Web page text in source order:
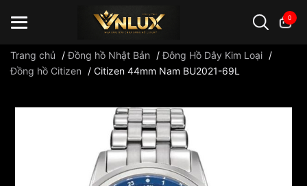
0
Trang chủ /Đồng hồ Nhật Bản /Đông Hồ Dây Kim Loại /
Đồng hồ Citizen
/ Citizen 44mm Nam BU2021-69L